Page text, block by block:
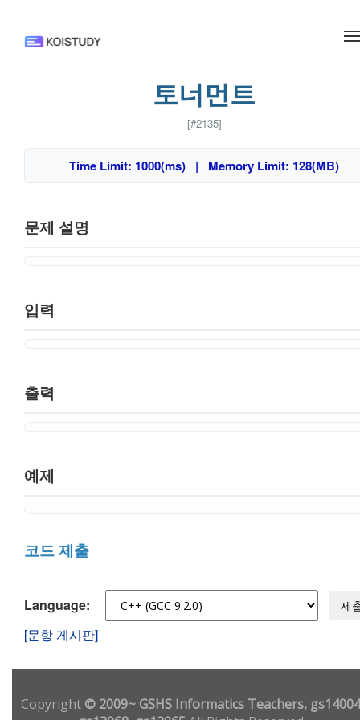
토너먼트
[#2135]
Time Limit: 1000(ms) | Memory Limit: 128(MB)
문제 설명
입력
출력
예제
코드 제출
Language: 제
[문항 게시판]
Copyright© 2009~ GSHS Informatics Teachers,